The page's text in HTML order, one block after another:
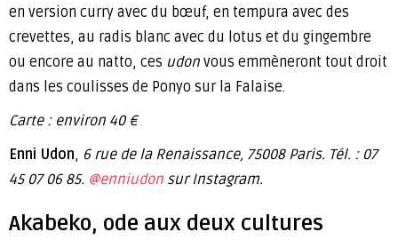
en version curry avec du bœuf, en tempura avec des
crevettes, au radis blanc avec du lotus et du gingembre
ou encore au natto, ces udon vous emmèneront tout droit
dans les coulisses de Ponyo sur la Falaise.
Carte : environ 40 €
Enni Udon, 6 rue de la Renaissance, 75008 Paris. Tél. : 07
45 07 06 85. @enniudon sur Instagram.
Akabeko, ode aux deux cultures